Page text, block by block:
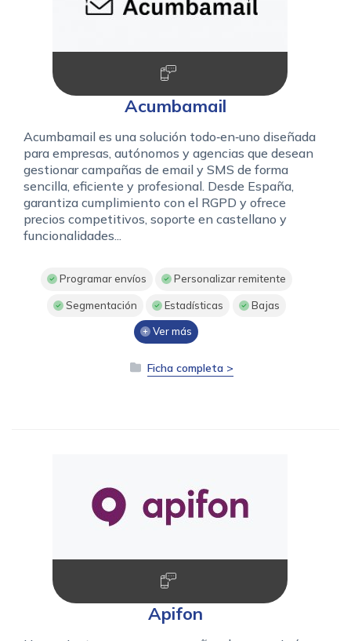
Acumbamail
Acumbamail es una solución todo‑en‑uno diseñada
para empresas, autónomos y agencias que desean
gestionar campañas de email y SMS de forma
sencilla, eficiente y profesional. Desde España,
garantiza cumplimiento con el RGPD y ofrece
precios competitivos, soporte en castellano y
funcionalidades...
Programar envíos Personalizar remitente
Segmentación Estadísticas Bajas
Ver más
Ficha completa >
Apifon